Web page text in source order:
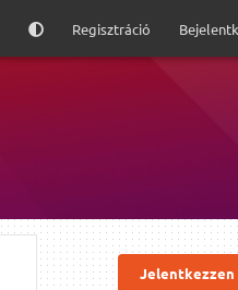
Regisztráció
Jelentkezzen